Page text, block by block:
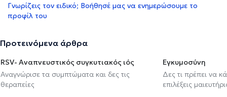
Γνωρίζεις τον ειδικό; Βοήθησέ μας να ενημερώσουμε το
προφίλ του
Προτεινόμενα άρθρα
RSV- Αναπνευστικός συγκυτιακός ιός
Αναγνώρισε τα συμπτώματα και δες τις
θεραπείες
Εγκυμοσύνη
Δες τι πρέπει να
επιλέξεις